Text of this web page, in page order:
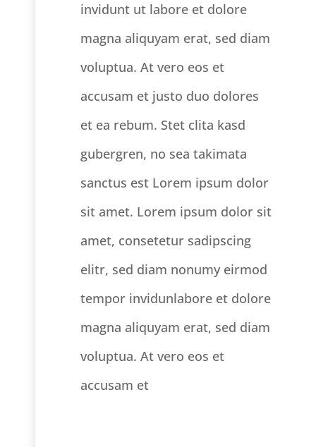
invidunt ut labore et dolore
magna aliquyam erat, sed diam
voluptua. At vero eos et
accusam et justo duo dolores
et ea rebum. Stet clita kasd
gubergren, no sea takimata
sanctus est Lorem ipsum dolor
sit amet. Lorem ipsum dolor sit
amet, consetetur sadipscing
elitr, sed diam nonumy eirmod
tempor invidunlabore et dolore
magna aliquyam erat, sed diam
voluptua. At vero eos et
accusam et